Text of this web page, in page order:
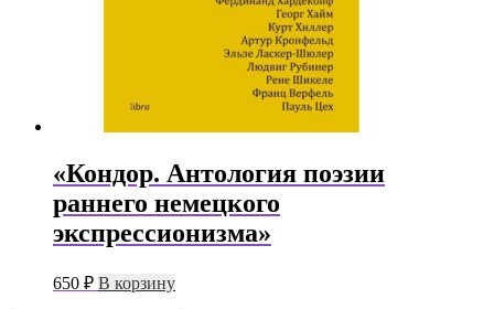
«Кондор. Антология поэзии
раннего немецкого
экспрессионизма»
650 ₽ В корзину